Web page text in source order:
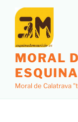
contenido
MORAL
Moral de Calatrava